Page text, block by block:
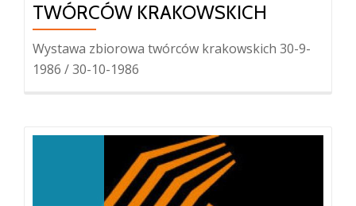
TWÓRCÓW KRAKOWSKICH
Wystawa zbiorowa twórców krakowskich 30-9-
1986 / 30-10-1986